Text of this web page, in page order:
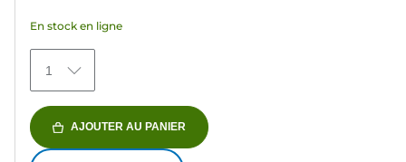
66
avis
En stock en ligne
1
AJOUTER AU PANIER